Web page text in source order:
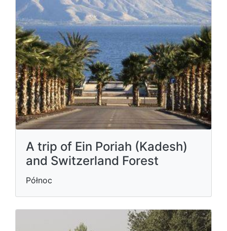
A trip of Ein Poriah (Kadesh)
and Switzerland Forest
Północ